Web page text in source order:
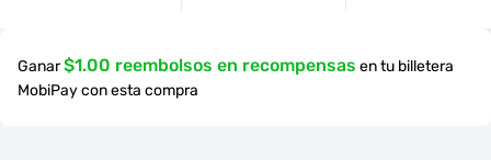
Ganar$1.00 reembolsos en recompensas en tu billetera
MobiPay con esta compra